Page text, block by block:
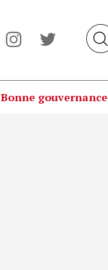
Bonne gouvernance